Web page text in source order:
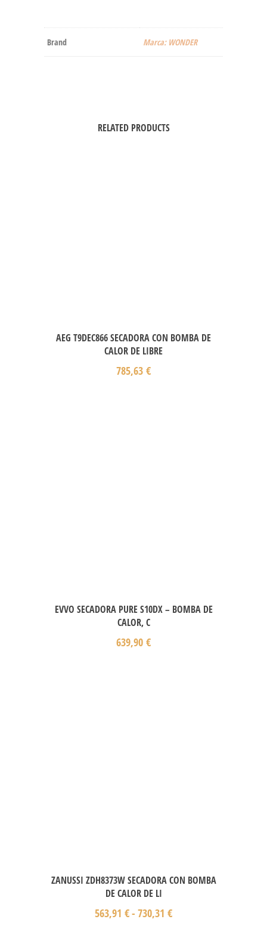
Brand Marca: WONDER
RELATED PRODUCTS
AEG T9DEC866 SECADORA CON BOMBA DE
CALOR DE LIBRE
785,63 €
EVVO SECADORA PURE S10DX – BOMBA DE
CALOR, C
639,90 €
ZANUSSI ZDH8373W SECADORA CON BOMBA
DE CALOR DE LI
563,91 €- 730,31 €